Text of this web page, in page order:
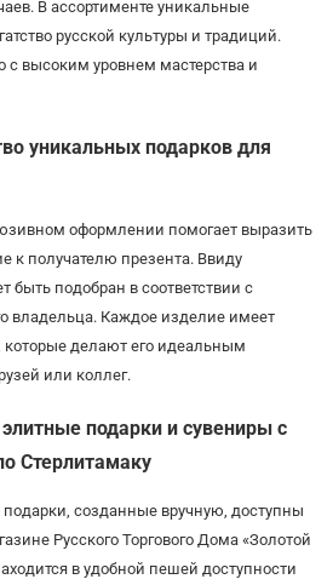
В ассортименте уникальные
русской культуры и традиций.
высоким уровнем мастерства и
уникальных подарков для
оформлении помогает выразить
к получателю презента. Ввиду
быть подобран в соответствии с
владельца. Каждое изделие имеет
которые делают его идеальным
или коллег.
подарки и сувениры с
Стерлитамаку
созданные вручную, доступны
Русского Торгового Дома «Золотой
в удобной пешей доступности